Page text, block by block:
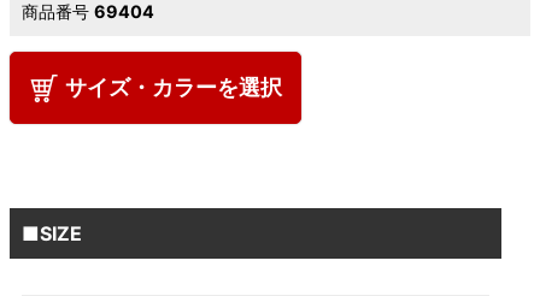
商品番号 69404
サイズ・カラーを選択
■SIZE